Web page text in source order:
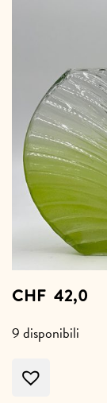
CHF 42,0
9 disponibili